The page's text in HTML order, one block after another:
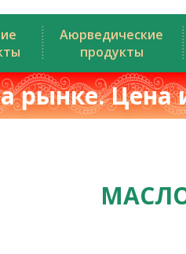
Аюрведические
продукты
рынке. Цена